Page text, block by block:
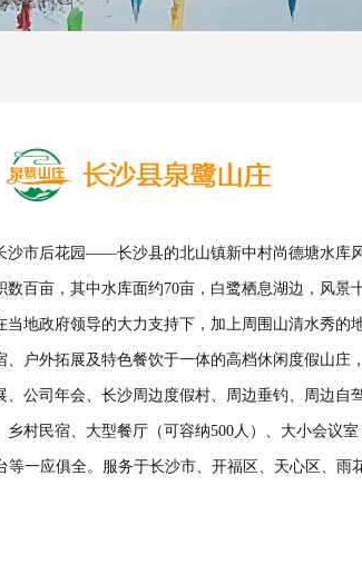
沙市后花园——长沙县的北山镇新中村尚德塘水库
数百亩，其中水库面约70亩，白鹭栖息湖边，风景
当地政府领导的大力支持下，加上周围山清水秀的
、户外拓展及特色餐饮于一体的高档休闲度假山庄
、公司年会、长沙周边度假村、周边垂钓、周边自
村民宿、大型餐厅（可容纳500人）、大小会议
一应俱全。服务于长沙市、开福区、天心区、雨